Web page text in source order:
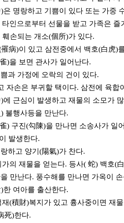
명랑하고 기쁨이 있다 또는 가중
부터 선물을 받고 가족은 즐
손되는 개소(個所)가 있다.
있고 삼전중에서 백호(白虎)를
면 관사가 일어난다.
과 가정에 오락의 건이 있다.
부귀할 택이다. 삼전에 육합이
근심이 발생하고 재물의 소모가
불행사등을 만난다.
陳)을 만나면 소송사가 일어난
생한다.
하고 양기(陽氣)가 찬다.
을 얻는다. 등사( 蛇) 백호(白
만난다. 풍수해를 만나면 가옥이
여아를 출산한다.
복지가 있고 흉사중이면 재물은
)한다.